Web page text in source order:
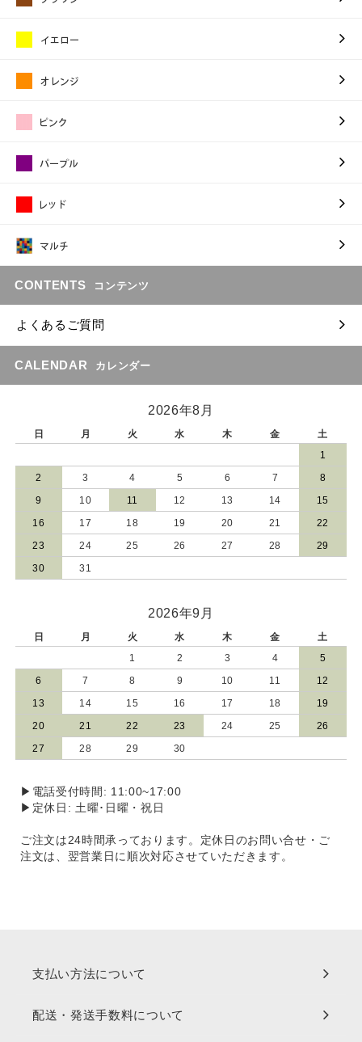
CONTENTS コンテンツ
よくあるご質問
CALENDAR カレンダー
2026年8月
日 月 火 水 木 金
土
1
2 3 4 5 6 7 8
9 10 11 12 13 14 15
16 17 18 19 20 21 22
23 24 25 26 27 28 29
30 31
2026年9月
日 月 火 水 木 金
土
1
2 3 4 5
6 7 8 9 10 11 12
13 14 15 16 17 18 19
20 21 22 23 24 25 26
27 28 29 30
▶電話受付時間: 11:00~17:00
▶定休日: 土曜･日曜・祝日
ご注文は24時間承っております。定休日のお問い合せ・ご
注文は、翌営業日に順次対応させていただきます。
支払い方法について
配送・発送手数料について